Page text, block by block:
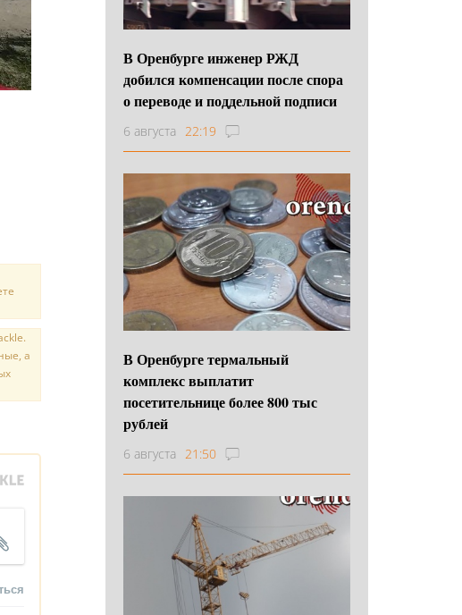
а
В Оренбурге инженер РЖД
добился компенсации после спора
о переводе и поддельной подписи
6 августа 22:19
В Оренбурге термальный
комплекс выплатит
посетительнице более 800 тыс
рублей
6 августа 21:50